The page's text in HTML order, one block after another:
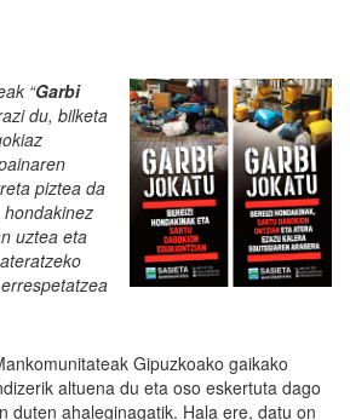
“Garbi
du, bilketa
piztea da
uztea eta
Gipuzkoako gaikako
altuena du eta oso eskertuta dago
duten ahaleginagatik. Hala ere, datu on